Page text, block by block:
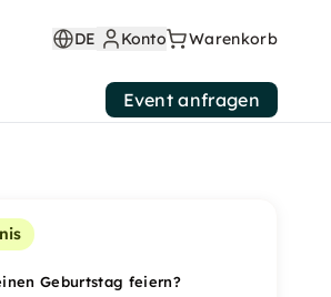
Geburtstag feiern?
DE Konto Warenkorb
Event anfragen